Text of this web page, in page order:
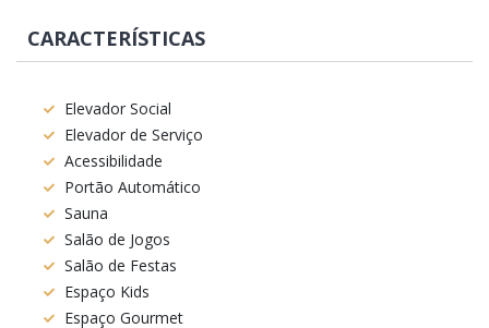
CARACTERÍSTICAS
Elevador Social
Elevador de Serviço
Acessibilidade
Portão Automático
Sauna
Salão de Jogos
Salão de Festas
Espaço Kids
Espaço Gourmet